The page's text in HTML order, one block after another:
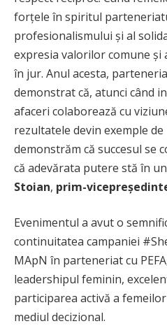
forțele în spiritul
profesionalismului și al
expresia valorilor comune și
în jur. Anul acesta,
demonstrat că, atunci când
afaceri colaborează cu
rezultatele devin exemple
demonstrăm că succesul se
că adevărata putere stă în
Stoian, prim-vicepreședinte
Evenimentul a avut o
continuitatea campaniei
MApN în parteneriat cu
leadershipul feminin,
participarea activă a
mediul decizional.